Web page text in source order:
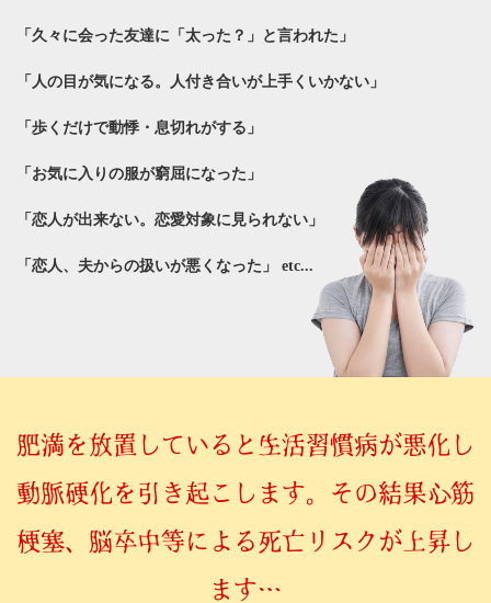
「久々に会った友達に「太った？」と言われた」
「人の目が気になる。人付き合いが上手くいかない」
「歩くだけで動悸・息切れがする」
「お気に入りの服が窮屈になった」
「恋人が出来ない。恋愛対象に見られない」
「恋人、夫からの扱いが悪くなった」 etc...
肥満を放置していると生活習慣病が悪化し
動脈硬化を引き起こします。 その結果心筋
梗塞、脳卒中等による死亡リスクが上昇し
ます…